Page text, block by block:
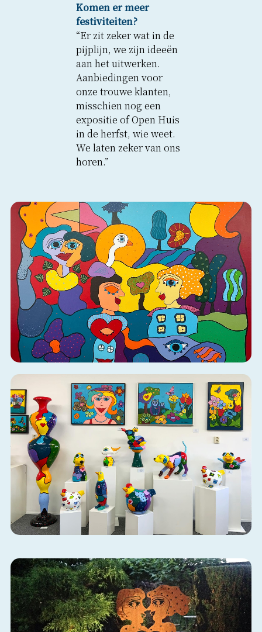
Komen er meer
festiviteiten?
“Er zit zeker wat in de
pijplijn, we zijn ideeën
aan het uitwerken.
Aanbiedingen voor
onze trouwe klanten,
misschien nog een
expositie of Open Huis
in de herfst, wie weet.
We laten zeker van ons
horen.”